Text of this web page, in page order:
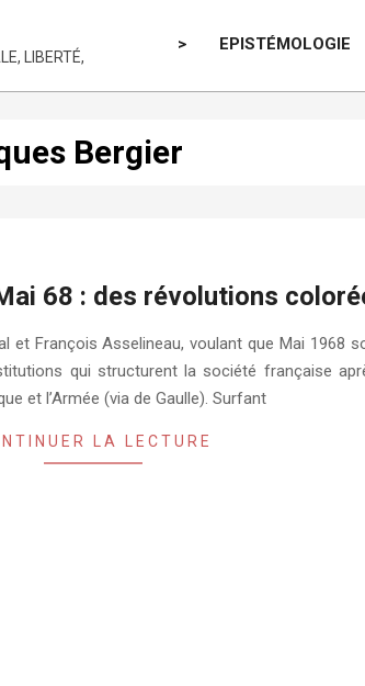
LIBERTÉ,
> EPISTÉMOLOGIE
Bergier
68 : des révolutions
et François Asselineau, voulant que Mai 1968
qui structurent la société française
et l’Armée (via de Gaulle). Surfant
LA LECTURE